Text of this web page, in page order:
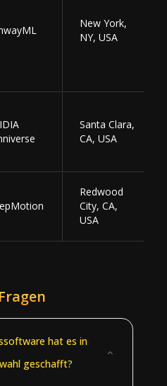
New York,
NY, USA
Santa Clara,
CA, USA
Redwood
City, CA,
USA
hat es in
geschafft?